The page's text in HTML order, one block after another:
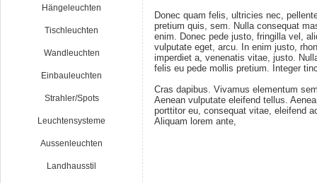
Hängeleuchten
Tischleuchten
Wandleuchten
Einbauleuchten
Strahler/Spots
Leuchtensysteme
Aussenleuchten
Landhausstil
Donec quam felis, ultricies nec,
pretium quis, sem. Nulla consequat
enim. Donec pede justo, fringilla vel,
vulputate eget, arcu. In enim justo,
imperdiet a, venenatis vitae, justo.
felis eu pede mollis pretium. Integer
Cras dapibus. Vivamus elementum
Aenean vulputate eleifend tellus.
porttitor eu, consequat vitae, eleifend
Aliquam lorem ante,